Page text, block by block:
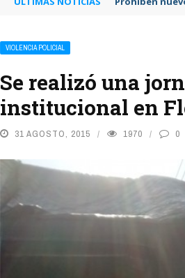
VIOLENCIA POLICIAL
Se realizó una
institucional en
31 AGOSTO, 2015 1970 0